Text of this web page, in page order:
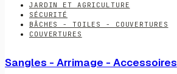
JARDIN ET AGRICULTURE
SÉCURITÉ
BÂCHES - TOILES - COUVERTURES
COUVERTURES
Sangles - Arrimage - Accessoires